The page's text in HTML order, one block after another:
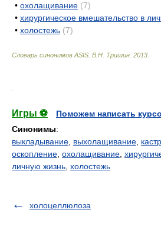
• охолащивание (7)
• хирургическое вмешательство в
• холостежь (7)
Словарь синонимов ASIS. В.Н. Тришин 2013
Игры ⚽
Поможем написать
Синонимы:
выкладывание выхолащивание
оскопление охолащивание
личную жизнь холостежь
холоцеллюлоза